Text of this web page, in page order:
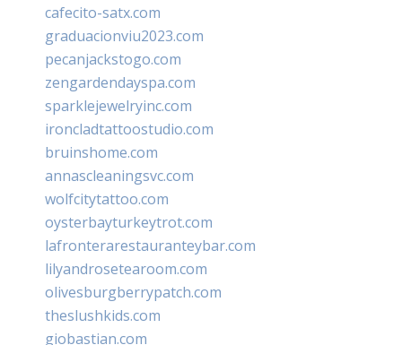
cafecito-satx.com
graduacionviu2023.com
pecanjackstogo.com
zengardendayspa.com
sparklejewelryinc.com
ironcladtattoostudio.com
bruinshome.com
annascleaningsvc.com
wolfcitytattoo.com
oysterbayturkeytrot.com
lafronterarestauranteybar.com
lilyandrosetearoom.com
olivesburgberrypatch.com
theslushkids.com
giobastian.com